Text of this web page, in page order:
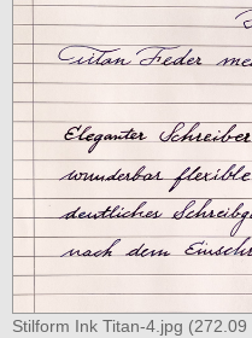
Stilform Ink Titan-4.jpg